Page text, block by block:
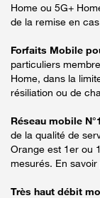
Home ou 5G+
de la remise en
Forfaits Mobile
particuliers
Home, dans la
résiliation ou de
Réseau mobile
de la qualité de
Orange est 1er ou
mesurés. En
Très haut débit